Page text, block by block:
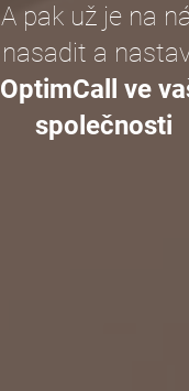
A pak už je na
nasadit a
OptimCall ve
společnosti